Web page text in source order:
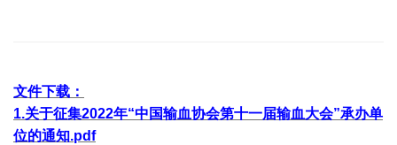
文件下载：
1.关于征集2022年“中国输血协会第十一届输血大会”承办单
位的通知.pdf